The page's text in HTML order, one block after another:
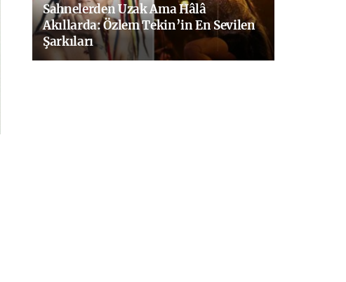
Sahnelerden Uzak Ama Hâlâ
Akıllarda: Özlem Tekin’in En Sevilen
Şarkıları